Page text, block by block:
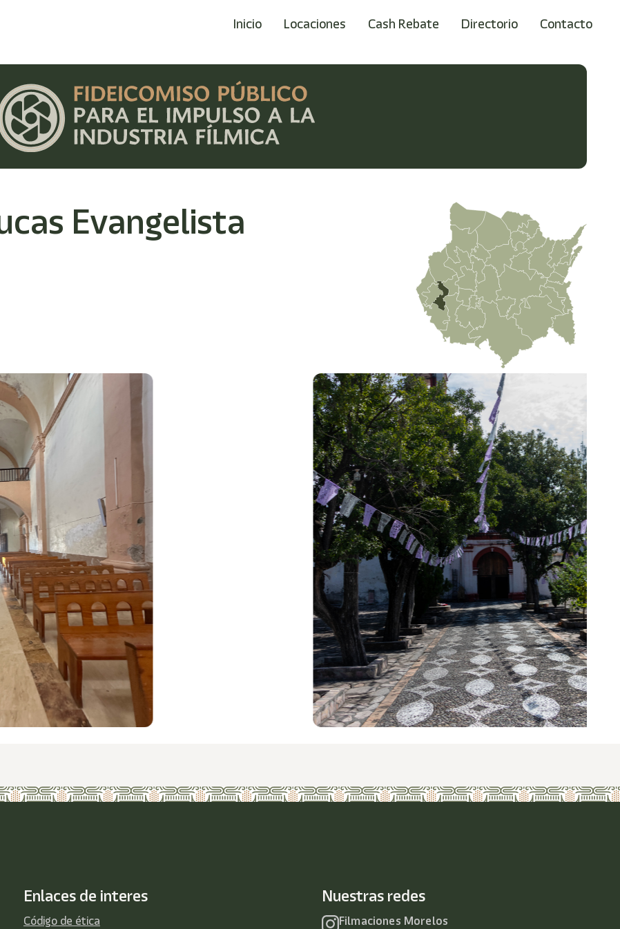
Inicio Locaciones Cash Rebate Directorio Contacto
Evangelista
Enlaces de interes
Código de ética
Nuestras redes
Filmaciones Morelos